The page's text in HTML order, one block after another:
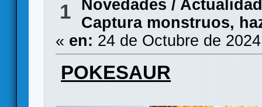
1
Novedades / Actualidad
Captura monstruos,
« en: 24 de Octubre de
POKESAUR